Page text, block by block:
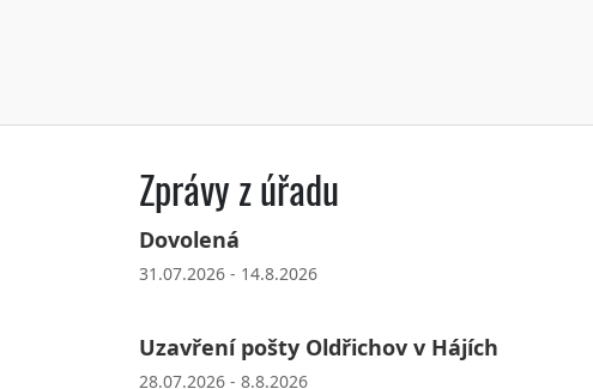
Zprávy z úřadu
Dovolená
31.07.2026 - 14.8.2026
Uzavření pošty Oldřichov v Hájích
28.07.2026 - 8.8.2026